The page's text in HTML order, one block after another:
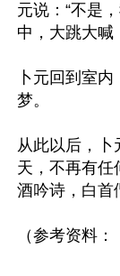
元说：“不是
中，大跳大喊
卜元回到室
梦。
从此以后，卜
天，不再有任
酒吟诗，白首